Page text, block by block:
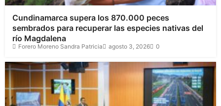
Cundinamarca supera los 870.000 peces
sembrados para recuperar las especies nativas del
río Magdalena
Forero Moreno Sandra Patricia agosto 3, 2026 0